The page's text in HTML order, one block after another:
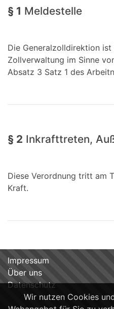
§ 1 Meldestelle
Die Generalzolldirektion
Zollverwaltung im Sinne
Absatz 3 Satz 1 des
§ 2 Inkrafttreten,
Diese Verordnung tritt am
Kraft.
Wir nutzen Cookies
Impressum
Über uns
Datenschutz